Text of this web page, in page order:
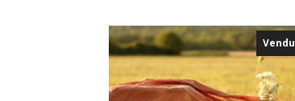
Vendu